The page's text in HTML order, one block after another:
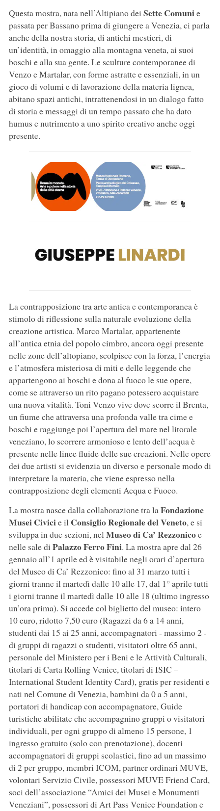
Questa mostra, nata nell’Altipiano dei Sette Comunie
passata per Bassano prima di giungere a Venezia, ci parla
anche della nostra storia, di antichi mestieri, di
un’identità, in omaggio alla montagna veneta, ai suoi
boschi e alla sua gente. Le sculture contemporanee di
Venzo e Martalar, con forme astratte e essenziali, in un
gioco di volumi e di lavorazione della materia lignea,
abitano spazi antichi, intrattenendosi in un dialogo fatto
di storia e messaggi di un tempo passato che ha dato
humus e nutrimento a uno spirito creativo anche oggi
presente.
La contrapposizione tra arte antica e contemporanea è
stimolo di riflessione sulla naturale evoluzione della
creazione artistica. Marco Martalar, appartenente
all’antica etnia del popolo cimbro, ancora oggi presente
nelle zone dell’altopiano, scolpisce con la forza, l’energia
e l’atmosfera misteriosa di miti e delle leggende che
appartengono ai boschi e dona al fuoco le sue opere,
come se attraverso un rito pagano potessero acquistare
una nuova vitalità. Toni Venzo vive dove scorre il Brenta,
un fiume che attraversa una profonda valle tra cime e
boschi e raggiunge poi l’apertura del mare nel litorale
veneziano, lo scorrere armonioso e lento dell’acqua è
presente nelle linee fluide delle sue creazioni. Nelle opere
dei due artisti si evidenzia un diverso e personale modo di
interpretare la materia, che viene espresso nella
contrapposizione degli elementi Acqua e Fuoco.
La mostra nasce dalla collaborazione tra laFondazione
Musei Civicie il Consiglio Regionale del Veneto, e si
sviluppa in due sezioni, nelMuseo di Ca’ Rezzonicoe
nelle sale di Palazzo Ferro Fini. La mostra apre dal 26
gennaio all’1 aprile ed è visitabile negli orari d’apertura
del Museo di Ca’ Rezzonico: fino al 31 marzo tutti i
giorni tranne il martedì dalle 10 alle 17, dal 1° aprile tutti
i giorni tranne il martedì dalle 10 alle 18 (ultimo ingresso
un’ora prima). Si accede col biglietto del museo: intero
10 euro, ridotto 7,50 euro (Ragazzi da 6 a 14 anni,
studenti dai 15 ai 25 anni, accompagnatori - massimo 2 -
di gruppi di ragazzi o studenti, visitatori oltre 65 anni,
personale del Ministero per i Beni e le Attività Culturali,
titolari di Carta Rolling Venice, titolari di ISIC –
International Student Identity Card), gratis per residenti e
nati nel Comune di Venezia, bambini da 0 a 5 anni,
portatori di handicap con accompagnatore, Guide
turistiche abilitate che accompagnino gruppi o visitatori
individuali, per ogni gruppo di almeno 15 persone, 1
ingresso gratuito (solo con prenotazione), docenti
accompagnatori di gruppi scolastici, fino ad un massimo
di 2 per gruppo, membri ICOM, partner ordinari MUVE,
volontari Servizio Civile, possessori MUVE Friend Card,
soci dell’associazione “Amici dei Musei e Monumenti
Veneziani”, possessori di Art Pass Venice Foundation e